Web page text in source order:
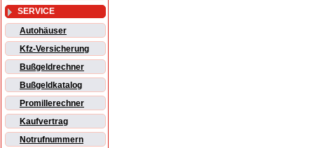
SERVICE
Autohäuser
Kfz-Versicherung
Bußgeldrechner
Bußgeldkatalog
Promillerechner
Kaufvertrag
Notrufnummern